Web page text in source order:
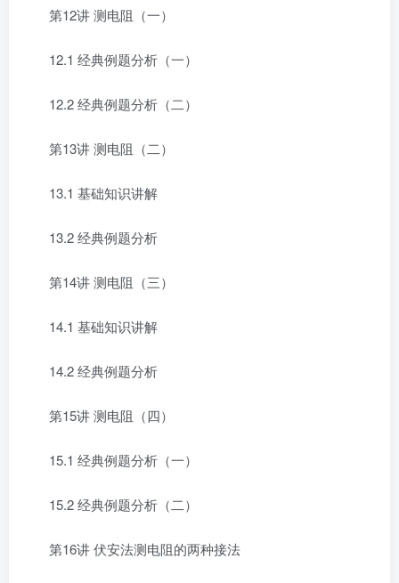
第12讲 测电阻（一）
12.1 经典例题分析（一）
12.2 经典例题分析（二）
第13讲 测电阻（二）
13.1 基础知识讲解
13.2 经典例题分析
第14讲 测电阻（三）
14.1 基础知识讲解
14.2 经典例题分析
第15讲 测电阻（四）
15.1 经典例题分析（一）
15.2 经典例题分析（二）
第16讲 伏安法测电阻的两种接法